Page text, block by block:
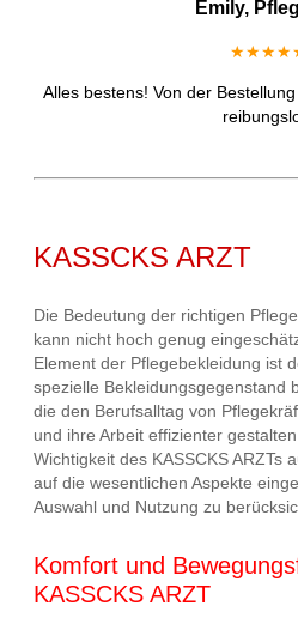
Emily,
Alles bestens! Von der
KASSCKS ARZT
Die Bedeutung der richtigen
kann nicht hoch genug
Element der Pflegebekleidung ist
spezielle Bekleidungsgegenstand
die den Berufsalltag von
und ihre Arbeit effizienter
Wichtigkeit des KASSCKS ARZTs
auf die wesentlichen Aspekte
Auswahl und Nutzung zu
Komfort und
KASSCKS ARZT